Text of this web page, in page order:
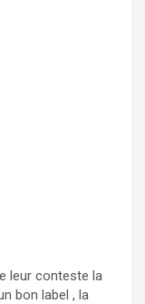
leur conteste la
bon label , la